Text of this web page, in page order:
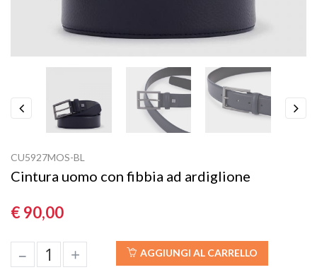
CU5927MOS-BL
Cintura uomo con fibbia ad ardiglione
€ 90,00
– + AGGIUNGI AL CARRELLO